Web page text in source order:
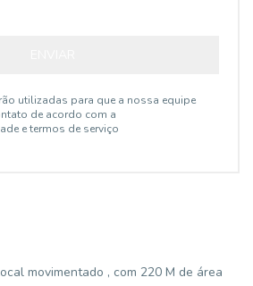
utilizadas para que a nossa equipe
de acordo com a
e termos de serviço
movimentado , com 220 M de área